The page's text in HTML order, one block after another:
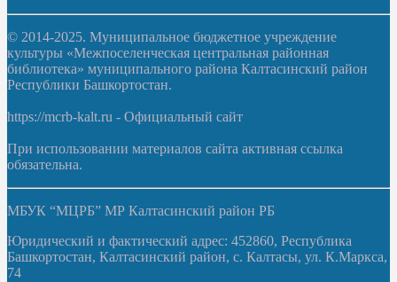
© 2014-2025. Муниципальное бюджетное учреждение
культуры «Межпоселенческая центральная районная
библиотека» муниципального района Калтасинский район
Республики Башкортостан.
https://mcrb-kalt.ru - Официальный сайт
При использовании материалов сайта активная ссылка
обязательна.
МБУК “МЦРБ” МР Калтасинский район РБ
Юридический и фактический адрес: 452860, Республика
Башкортостан, Калтасинский район, с. Калтасы, ул. К.Маркса,
74